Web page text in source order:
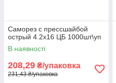
Саморез с прессшайбой
острый 4.2х16 ЦБ 1000шт\уп
В наявності
208,29 ₴/упаковка
231,43 ₴/упаковка